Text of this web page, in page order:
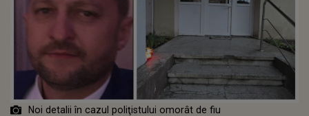
Noi detalii în cazul poliţistului omorât de fiu